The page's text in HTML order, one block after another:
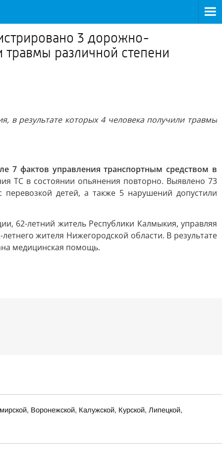
3 дорожно-
травмы различной степени
в результате которых 4 человека получили травмы
7 фактов управления транспортным средством в
ТС в состоянии опьянения повторно. Выявлено 73
детей, а также 5 нарушений допустили
62-летний житель Республики Калмыкия, управляя
жителя Нижегородской области. В результате
медицинская помощь.
Воронежской, Калужской, Курской, Липецкой,